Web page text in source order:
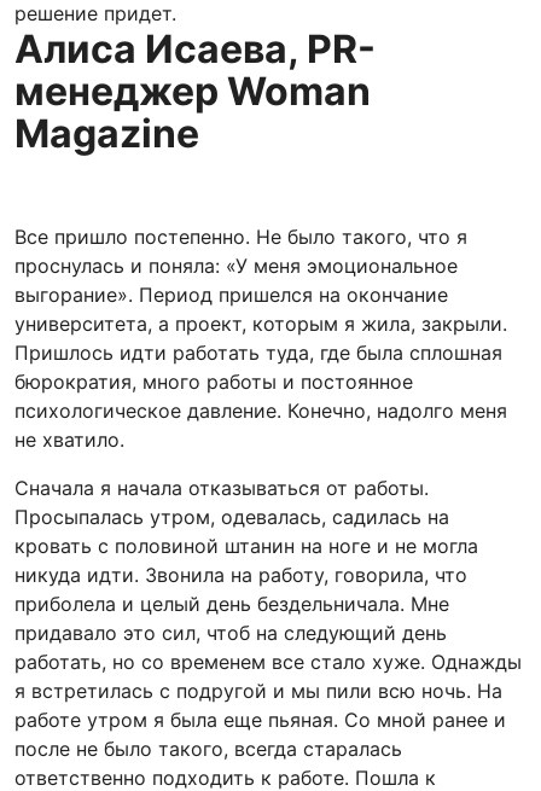
решение придет.
Алиса Исаева, PR-
менеджер Woman
Magazine
Все пришло постепенно. Не было такого, что я
проснулась и поняла: «У меня эмоциональное
выгорание». Период пришелся на окончание
университета, а проект, которым я жила, закрыли.
Пришлось идти работать туда, где была сплошная
бюрократия, много работы и постоянное
психологическое давление. Конечно, надолго меня
не хватило.
Сначала я начала отказываться от работы.
Просыпалась утром, одевалась, садилась на
кровать с половиной штанин на ноге и не могла
никуда идти. Звонила на работу, говорила, что
приболела и целый день бездельничала. Мне
придавало это сил, чтоб на следующий день
работать, но со временем все стало хуже. Однажды
я встретилась с подругой и мы пили всю ночь. На
работе утром я была еще пьяная. Со мной ранее и
после не было такого, всегда старалась
ответственно подходить к работе. Пошла к